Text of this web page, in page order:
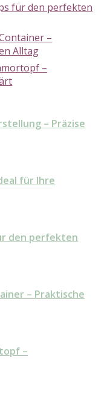
für den perfekten
–
Alltag
–
– Präzise
für Ihre
den perfekten
– Praktische
–